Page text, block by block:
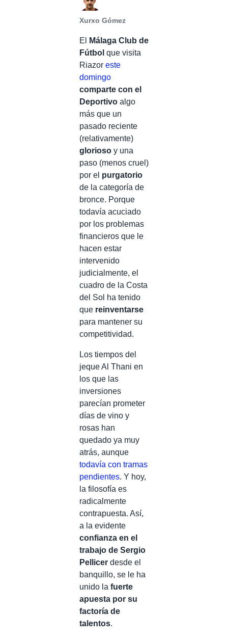
Xurxo Gómez
El
Málaga Club de
Fútbol que visita
Riazor este
domingo
comparte con el
Deportivo algo
más que un
pasado reciente
(relativamente)
glorioso y una
paso (menos cruel)
por el purgatorio
de la categoría de
bronce. Porque
todavía acuciado
por los problemas
financieros que le
hacen estar
intervenido
judicialmente, el
cuadro de la Costa
del Sol ha tenido
que reinventarse
para mantener su
competitividad.
Los tiempos del
jeque Al Thani en
los que las
inversiones
parecían prometer
días de vino y
rosas han
quedado ya muy
atrás, aunque
todavía con tramas
pendientes. Y hoy,
la filosofía es
radicalmente
contrapuesta. Así,
a la evidente
confianza en el
trabajo de Sergio
Pellicer desde el
banquillo, se le ha
unido la fuerte
apuesta por su
factoría de
talentos.